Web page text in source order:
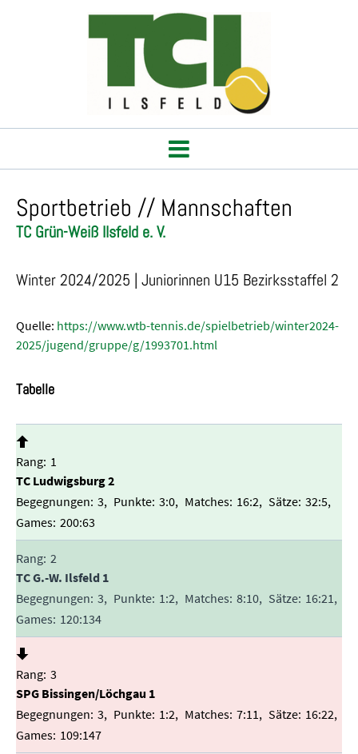
Sportbetrieb // Mannschaften
TC Grün-Weiß Ilsfeld e. V.
Winter 2024/2025 | Juniorinnen U15 Bezirksstaffel 2
Quelle: https://www.wtb-tennis.de/spielbetrieb/winter2024-
2025/jugend/gruppe/g/1993701.html
Tabelle
1
TC Ludwigsburg 2
3
3:0 16:2
32:5
200:63
2
TC G.-W. Ilsfeld 1
3
1:2 8:10
16:21
120:134
3
SPG Bissingen/Löchgau 1
3
1:2 7:11
16:22
109:147